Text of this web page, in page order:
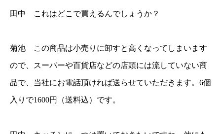
田中 これはどこで買えるんでしょうか？
菊池 この商品は小売りに卸すと高くなってしまいます
ので、スーパーや百貨店などの店頭には流していない商
品で、当社にお電話頂ければ送らせていただきます。6個
入りで1600円（送料込）です。